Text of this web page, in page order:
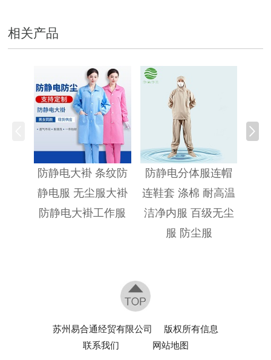
相关产品
防静电大褂 条纹防
静电服 无尘服大褂
防静电大褂工作服
防静电分体服连帽
连鞋套 涤棉 耐高温
洁净内服 百级无尘
服 防尘服
防
苏州易合通经贸有限公司
版权所有信息
联系我们
网站地图